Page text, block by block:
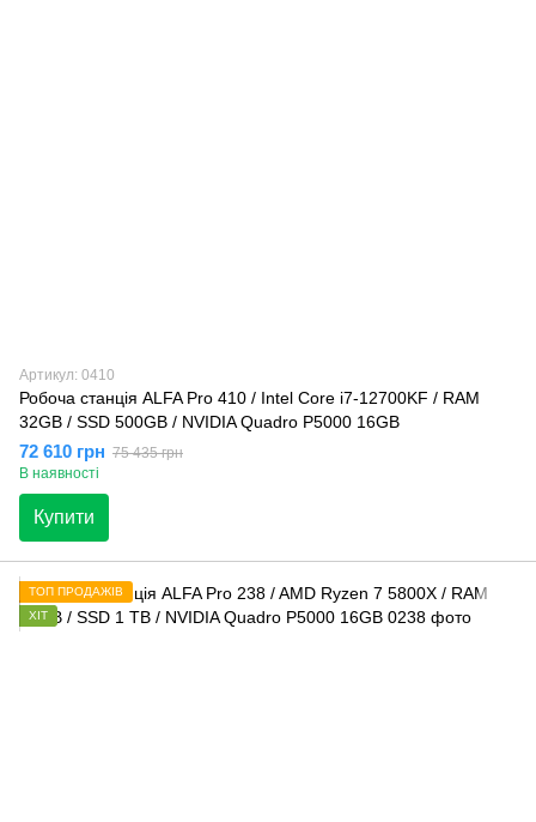
Артикул: 0410
Робоча станція ALFA Pro 410 / Intel Core i7-12700KF / RAM
32GB / SSD 500GB / NVIDIA Quadro P5000 16GB
72 610 грн 75 435 грн
В наявності
Купити
ТОП ПРОДАЖІВ
ХІТ